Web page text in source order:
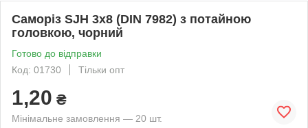
Саморіз SJH 3х8 (DIN 7982) з потайною
головкою, чорний
Готово до відправки
Код: 01730
Тільки опт
1,20 ₴
Мінімальне замовлення — 20 шт.